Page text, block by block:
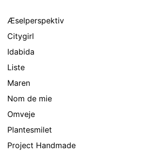
Æselperspektiv
Citygirl
Idabida
Liste
Maren
Nom de mie
Omveje
Plantesmilet
Project Handmade